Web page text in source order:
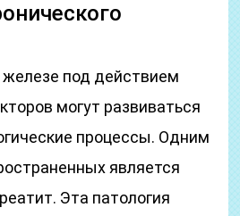
под действием
могут развиваться
процессы. Одним
является
Эта патология